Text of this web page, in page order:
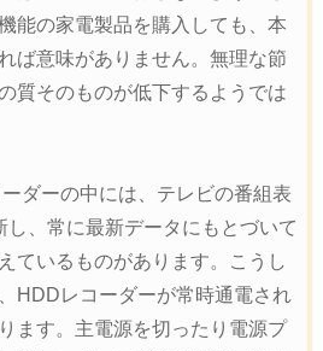
能の家電製品を購入しても、本
ば意味がありません。無理な節
質そのものが低下するようでは
ダーの中には、テレビの番組表
し、常に最新データにもとづいて
ているものがあります。こうし
HDDレコーダーが常時通電され
ます。主電源を切ったり電源プ